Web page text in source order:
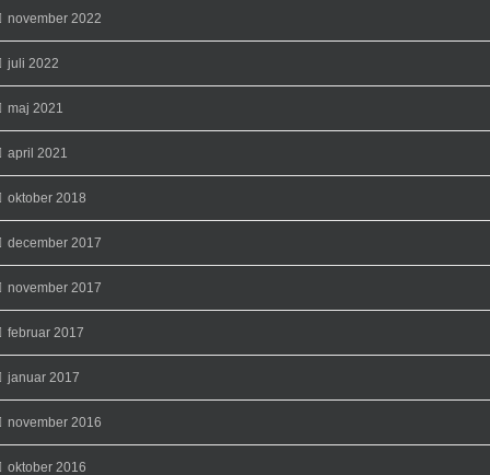
november 2022
juli 2022
maj 2021
april 2021
oktober 2018
december 2017
november 2017
februar 2017
januar 2017
november 2016
oktober 2016